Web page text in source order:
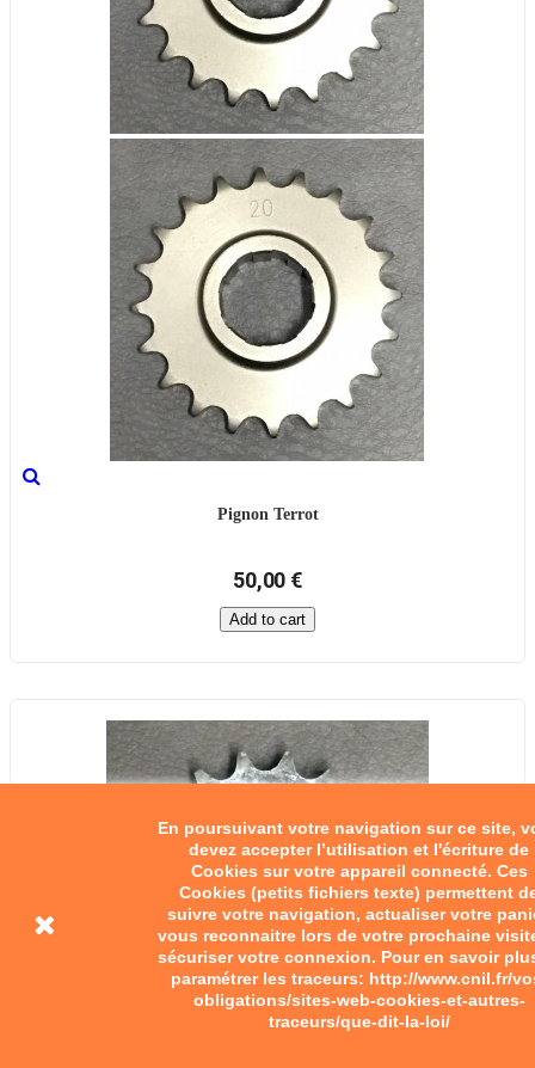
En poursuivant votre navigation sur ce site,
devez accepter l’utilisation et l'écriture de
Cookies sur votre appareil connecté. Ces
Cookies (petits fichiers texte) permettent
suivre votre navigation, actualiser votre
vous reconnaitre lors de votre prochaine
sécuriser votre connexion. Pour en savoir
paramétrer les traceurs: http://www.cnil.fr/
obligations/sites-web-cookies-et-autres-
traceurs/que-dit-la-loi/
Pignon Terrot
50,00 €
Add to cart